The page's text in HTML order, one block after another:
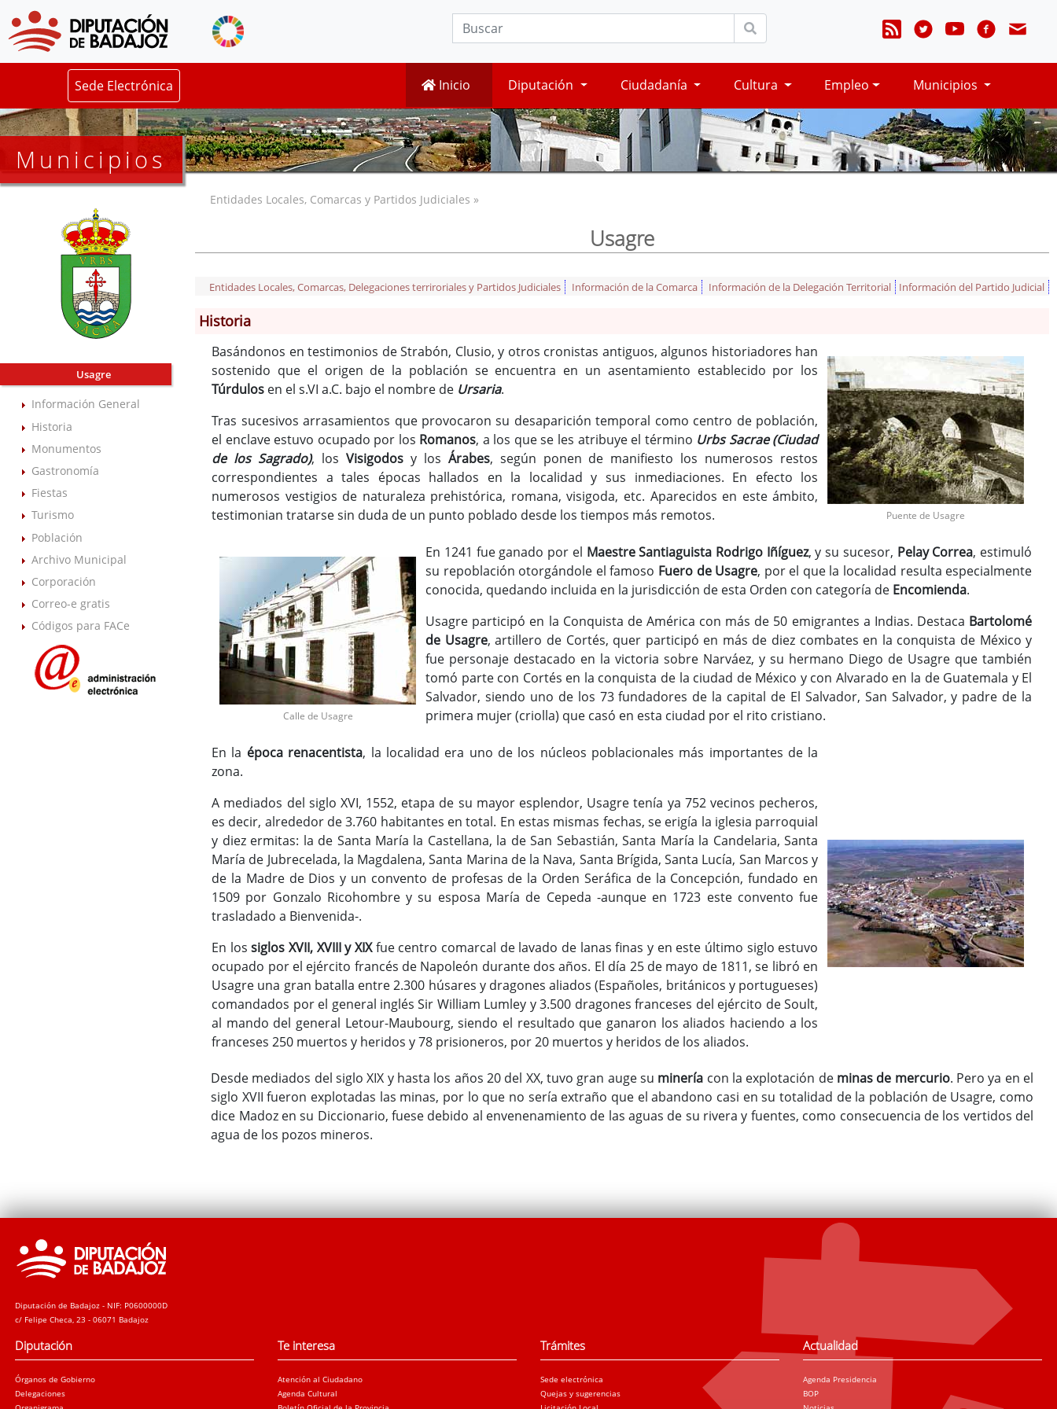
Sede Electrónica Inicio Diputación Ciudadanía Cultura Empleo Municipios
Municipios
Usagre
Información General
Historia
Monumentos
Gastronomía
Fiestas
Turismo
Población
Archivo Municipal
Corporación
Correo-e gratis
Códigos para FACe
Entidades Locales, Comarcas y Partidos Judiciales »
Usagre
Entidades Locales, Comarcas, Delegaciones terriroriales y Partidos Judiciales Información de la Comarca Información de la Delegación Territorial Información del Partido Judicial
Historia
Basándonos en testimonios de Strabón, Clusio, y otros cronistas antiguos, algunos historiadores han
sostenido que el origen de la población se encuentra en un asentamiento establecido por los
Túrdulos en el s.VI a.C. bajo el nombre de Ursaria.
Tras sucesivos arrasamientos que provocaron su desaparición temporal como centro de población,
el enclave estuvo ocupado por los Romanos, a los que se les atribuye el término Urbs Sacrae (Ciudad
de los Sagrado), los Visigodosy los Árabes, según ponen de manifiesto los numerosos restos
correspondientes a tales épocas hallados en la localidad y sus inmediaciones. En efecto los
numerosos vestigios de naturaleza prehistórica, romana, visigoda, etc. Aparecidos en este ámbito,
testimonian tratarse sin duda de un punto poblado desde los tiempos más remotos.
Puente de Usagre
Calle de Usagre
En 1241 fue ganado por el Maestre Santiaguista Rodrigo Iñíguez, y su sucesor, Pelay Correa, estimuló
su repoblación otorgándole el famoso Fuero de Usagre, por el que la localidad resulta especialmente
conocida, quedando incluida en la jurisdicción de esta Orden con categoría de Encomienda.
Usagre participó en la Conquista de América con más de 50 emigrantes a Indias. Destaca Bartolomé
de Usagre, artillero de Cortés, quer participó en más de diez combates en la conquista de México y
fue personaje destacado en la victoria sobre Narváez, y su hermano Diego de Usagre que también
tomó parte con Cortés en la conquista de la ciudad de México y con Alvarado en la de Guatemala y El
Salvador, siendo uno de los 73 fundadores de la capital de El Salvador, San Salvador, y padre de la
primera mujer (criolla) que casó en esta ciudad por el rito cristiano.
En la época renacentista, la localidad era uno de los núcleos poblacionales más importantes de la
zona.
A mediados del siglo XVI, 1552, etapa de su mayor esplendor, Usagre tenía ya 752 vecinos pecheros,
es decir, alrededor de 3.760 habitantes en total. En estas mismas fechas, se erigía la iglesia parroquial
y diez ermitas: la de Santa María la Castellana, la de San Sebastián, Santa María la Candelaria, Santa
María de Jubrecelada, la Magdalena, Santa Marina de la Nava, Santa Brígida, Santa Lucía, San Marcos y
de la Madre de Dios y un convento de profesas de la Orden Seráfica de la Concepción, fundado en
1509 por Gonzalo Ricohombre y su esposa María de Cepeda -aunque en 1723 este convento fue
trasladado a Bienvenida-.
En lossiglos XVII, XVIII y XIXfue centro comarcal de lavado de lanas finas y en este último siglo estuvo
ocupado por el ejército francés de Napoleón durante dos años. El día 25 de mayo de 1811, se libró en
Usagre una gran batalla entre 2.300 húsares y dragones aliados (Españoles, británicos y portugueses)
comandados por el general inglés Sir William Lumley y 3.500 dragones franceses del ejército de Soult,
al mando del general Letour-Maubourg, siendo el resultado que ganaron los aliados haciendo a los
franceses 250 muertos y heridos y 78 prisioneros, por 20 muertos y heridos de los aliados.
Desde mediados del siglo XIX y hasta los años 20 del XX, tuvo gran auge su minería con la explotación de minas de mercurio. Pero ya en el
siglo XVII fueron explotadas las minas, por lo que no sería extraño que el abandono casi en su totalidad de la población de Usagre, como
dice Madoz en su Diccionario, fuese debido al envenenamiento de las aguas de su rivera y fuentes, como consecuencia de los vertidos del
agua de los pozos mineros.
Diputación de Badajoz - NIF: P0600000D
c/ Felipe Checa, 23 - 06071 Badajoz
Diputación
Órganos de Gobierno
Delegaciones
Te interesa
Atención al Ciudadano
Agenda Cultural
Trámites
Sede electrónica
Quejas y sugerencias
Actualidad
Agenda Presidencia
BOP